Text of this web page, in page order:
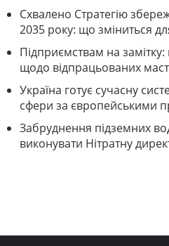
Схвалено Стратегію
2035 року: що зміниться
Підприємствам на замітку:
щодо відпрацьованих
Україна готує сучасну
сфери за європейськими
Забруднення підземних
виконувати Нітратну